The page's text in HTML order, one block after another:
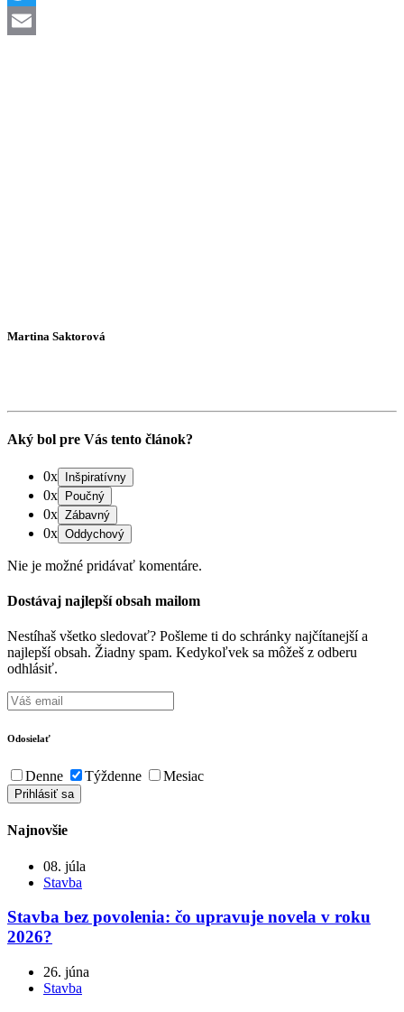
Twitter
Martina Saktorová
Aký bol pre Vás tento článok?
0x
0x
0x
0x
Nie je možné pridávať komentáre.
Dostávaj najlepší obsah mailom
Nestíhaš všetko sledovať? Pošleme ti do schránky najčítanejší a
najlepší obsah. Žiadny spam. Kedykoľvek sa môžeš z odberu
odhlásiť.
Odosielať
Denne Týždenne Mesiac
Najnovšie
08. júla
Stavba
Stavba bez povolenia: čo upravuje novela v roku
2026?
26. júna
Stavba